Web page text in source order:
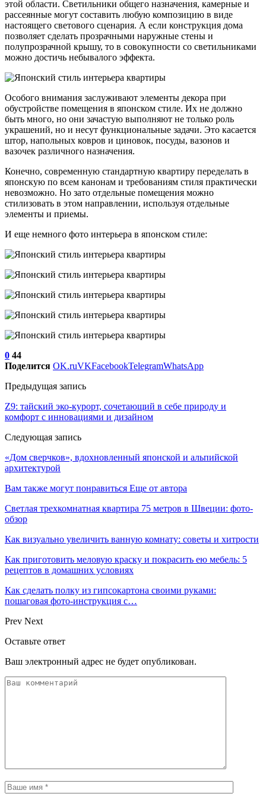
этой области. Светильники общего назначения, камерные и
рассеянные могут составить любую композицию в виде
настоящего светового сценария. А если конструкция дома
позволяет сделать прозрачными наружные стены и
полупрозрачной крышу, то в совокупности со светильниками
можно достичь небывалого эффекта.
Особого внимания заслуживают элементы декора при
обустройстве помещения в японском стиле. Их не должно
быть много, но они зачастую выполняют не только роль
украшений, но и несут функциональные задачи. Это касается
штор, напольных ковров и циновок, посуды, вазонов и
вазочек различного назначения.
Конечно, современную стандартную квартиру переделать в
японскую по всем канонам и требованиям стиля практически
невозможно. Но зато отдельные помещения можно
стилизовать в этом направлении, используя отдельные
элементы и приемы.
И еще немного фото интерьера в японском стиле:
0 44
Поделится OK.ruVKFacebookTelegramWhatsApp
Предыдущая запись
Z9: тайский эко-курорт, сочетающий в себе природу и
комфорт с инновациями и дизайном
Следующая запись
«Дом сверчков», вдохновленный японской и альпийской
архитектурой
Вам также могут понравиться Еще от автора
Светлая трехкомнатная квартира 75 метров в Швеции: фото-
обзор
Как визуально увеличить ванную комнату: советы и хитрости
Как приготовить меловую краску и покрасить ею мебель: 5
рецептов в домашних условиях
Как сделать полку из гипсокартона своими руками:
пошаговая фото-инструкция с…
Prev Next
Оставьте ответ
Ваш электронный адрес не будет опубликован.